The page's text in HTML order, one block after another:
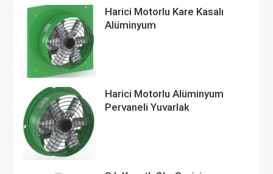
Harici Motorlu Kare Kasalı
Alüminyum
Harici Motorlu Alüminyum
Pervaneli Yuvarlak